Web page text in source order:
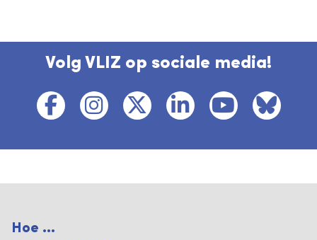
Volg VLIZ op sociale media!
Hoe ...